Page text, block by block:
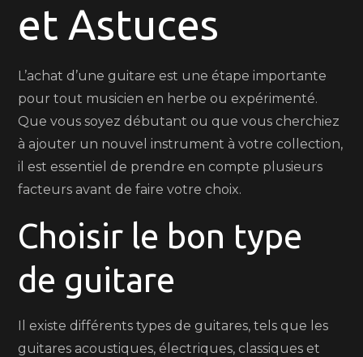
Parfaite
et Astuces
L’achat d’une guitare est une étape importante
pour tout musicien en herbe ou expérimenté.
Que vous soyez débutant ou que vous cherchiez
à ajouter un nouvel instrument à votre collection,
il est essentiel de prendre en compte plusieurs
facteurs avant de faire votre choix.
Choisir le bon type
de guitare
Il existe différents types de guitares, tels que les
guitares acoustiques, électriques, classiques et